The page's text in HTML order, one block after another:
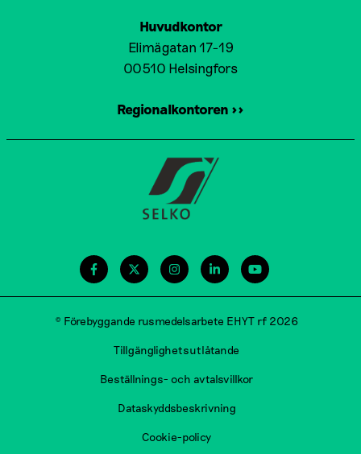
Huvudkontor
Elimägatan 17-19
00510 Helsingfors
Regionalkontoren >>
© Förebyggande rusmedelsarbete EHYT rf 2026
Tillgänglighetsutlåtande
Beställnings- och avtalsvillkor
Dataskyddsbeskrivning
Cookie-policy